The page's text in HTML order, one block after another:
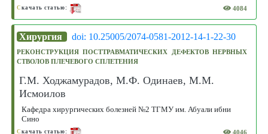
С качать статью: 4084
Хирургия doi: 10.25005/2074-0581-2012-14-1-22-30
РЕКОНСТРУКЦИЯ ПОСТТРАВМАТИЧЕСКИХ ДЕФЕКТОВ НЕРВНЫХ
СТВОЛОВ ПЛЕЧЕВОГО СПЛЕТЕНИЯ
Г.М. Ходжамурадов, М.Ф. Одинаев, М.М.
Исмоилов
Кафедра хирургических болезней №2 ТГМУ им. Абуали ибни
Сино
С качать статью: 4046